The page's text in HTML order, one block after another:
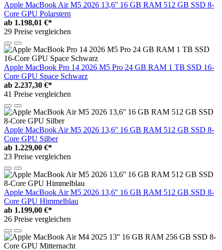
Apple MacBook Air M5 2026 13,6'' 16 GB RAM 512 GB SSD 8-
Core GPU Polarstern
ab 1.198,01 €*
29 Preise vergleichen
Apple MacBook Pro 14 2026 M5 Pro 24 GB RAM 1 TB SSD 16-
Core GPU Space Schwarz
ab 2.237,30 €*
41 Preise vergleichen
Apple MacBook Air M5 2026 13,6'' 16 GB RAM 512 GB SSD 8-
Core GPU Silber
ab 1.229,00 €*
23 Preise vergleichen
Apple MacBook Air M5 2026 13,6'' 16 GB RAM 512 GB SSD 8-
Core GPU Himmelblau
ab 1.199,00 €*
26 Preise vergleichen